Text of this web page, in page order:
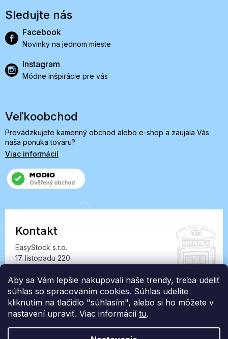
Aby sa Vám lepšie nakupovali naše trendy, treba udeliť
súhlas so spracovaním cookies. Súhlas udelíte
kliknutím na tlačidlo "súhlasím", alebo si ho môžete v
nastavení upraviť. Viac informácií tu.
Sledujte nás
Facebook
Novinky na jednom mieste
Instagram
Módne inšpirácie pre vás
Veľkoobchod
Prevádzkujete kamenný obchod alebo e-shop a zaujala Vás
naša ponuka tovaru?
Viac informácií
Kontakt
EasyStock s.r.o.
17. listopadu 220
IČ: 07727402, DIČ: CZ07727402
info@londonclub.sk